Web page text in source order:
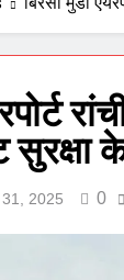
2025 0